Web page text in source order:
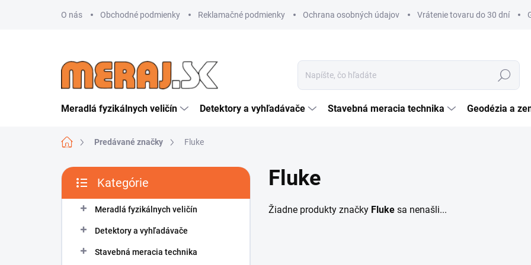
O nás Obchodné podmienky Reklamačné podmienky Ochrana osobných údajov Vrátenie tovaru do 30 dní
Hľadať
Meradlá fyzikálnych veličín Detektory a vyhľadávače Stavebná meracia technika Geodézia a
DomovPredávané značky Fluke
B
č
kategórie
Kategórie
Meradlá fyzikálnych veličín
Detektory a vyhľadávače
Stavebná meracia technika
Fluke
Žiadne produkty značky Fluke sa nenašli...